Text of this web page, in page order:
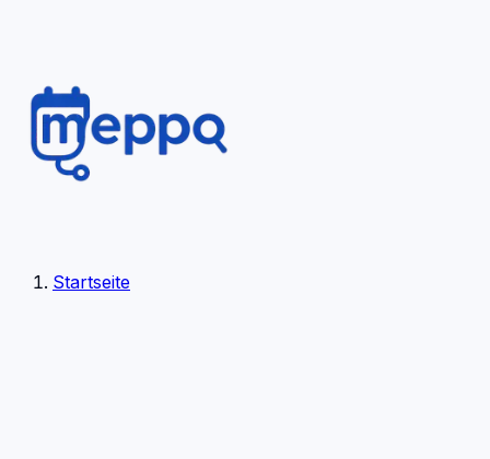
Startseite